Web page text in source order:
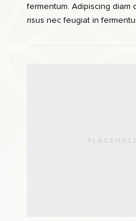
fermentum. Adipiscing diam
risus nec feugiat in